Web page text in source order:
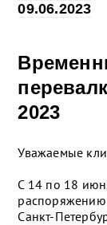
09.06.2023
2023
Уважаемые
С 14 по 18
распоряжению
Санкт-